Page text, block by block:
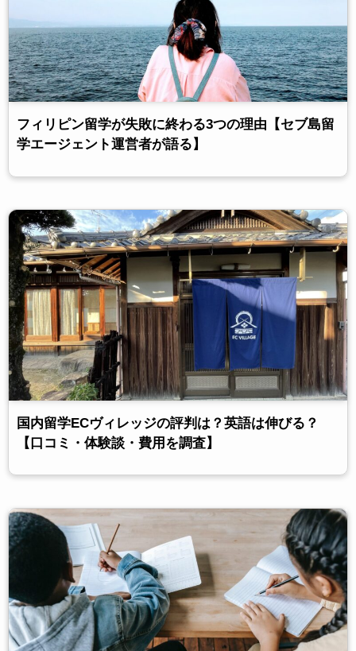
フィリピン留学が失敗に終わる3つの理由【セブ島留
学エージェント運営者が語る】
国内留学ECヴィレッジの評判は？英語は伸びる？
【口コミ・体験談・費用を調査】